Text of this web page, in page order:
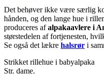
Det behøver ikke være særlig
hånden, og den lange hue i
produceres afalpakaavlere i
størstedelen af fortjenesten,
Se også det lækre halsrør i
Strikket rillehue i babyalpaka
Str. dame.